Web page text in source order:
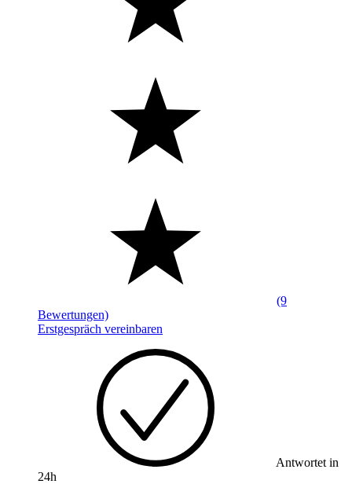
(9
Bewertungen)
Erstgespräch vereinbaren
Antwortet in
24h